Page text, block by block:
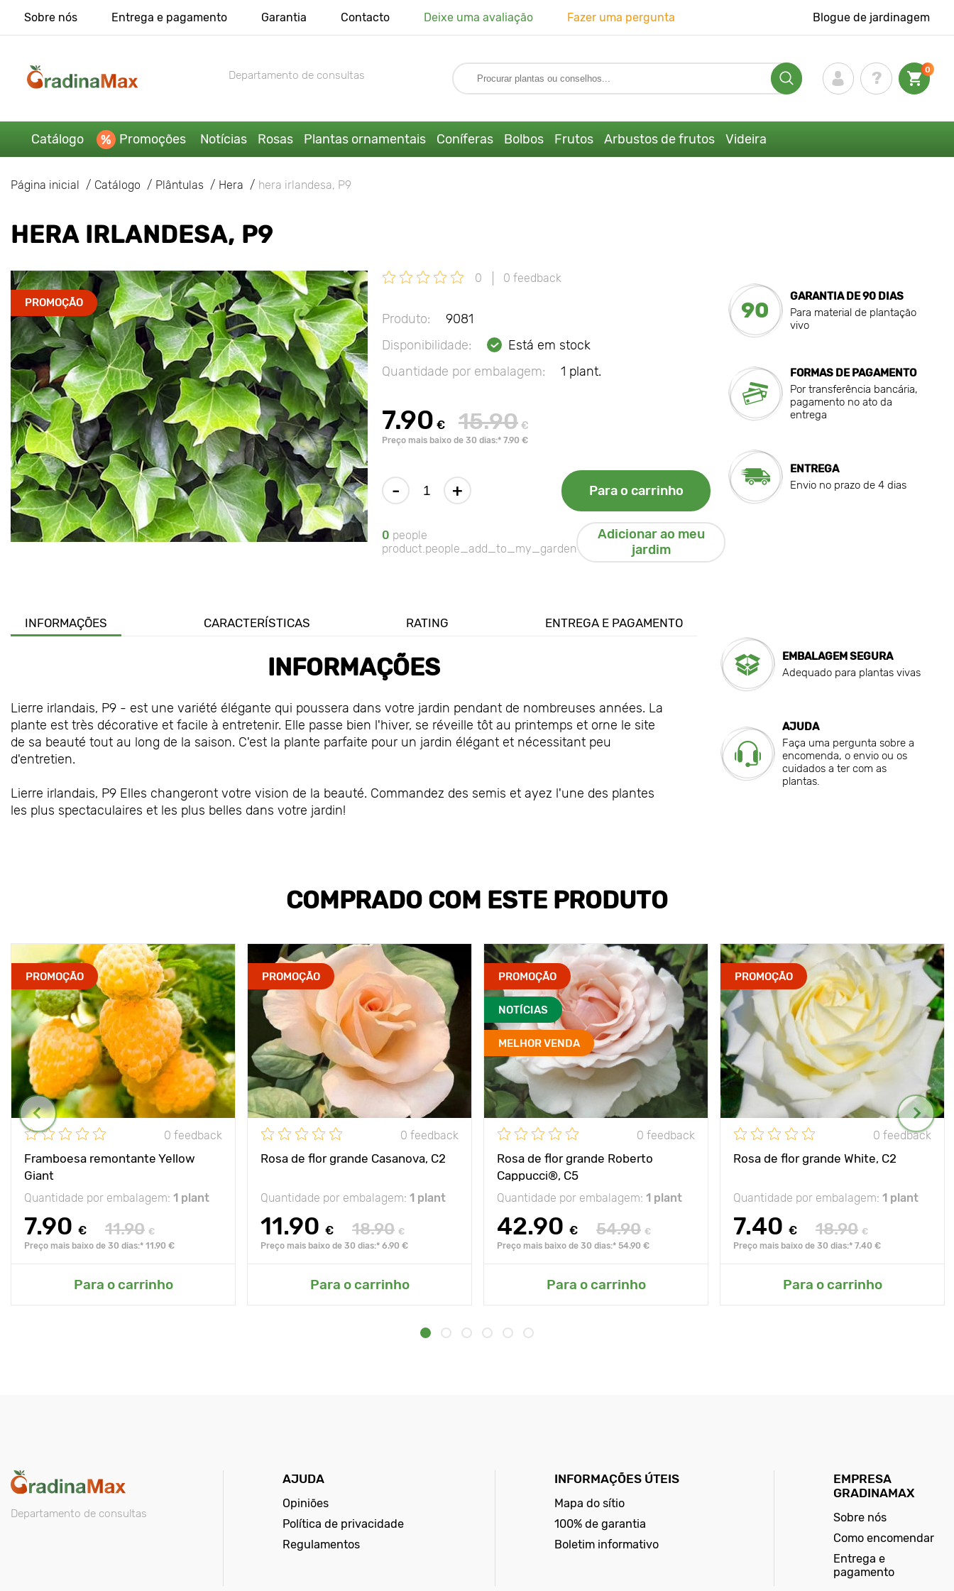
Sobre nós Entrega e pagamento Garantia Contacto Deixe uma avaliação Fazer uma pergunta Blogue de jardinagem
Departamento de consultas 0
Catálogo Promoções Notícias Rosas Plantas ornamentais Coníferas Bolbos Frutos Arbustos de frutos Videira
Página inicial Catálogo Plântulas Hera hera irlandesa, P9
HERA IRLANDESA, P9
PROMOÇÃO
0 0 feedback
Produto:
9081
Disponibilidade:
Está em stock
Quantidade por embalagem:
1 plant.
7.90 € 15.90 €
Preço mais baixo de 30 dias:* 7.90 €
- + Para o carrinho
0 people
product.people_add_to_my_garden
Adicionar ao meu
jardim
90
GARANTIA DE 90 DIAS
Para material de plantação
vivo
FORMAS DE PAGAMENTO
Por transferência bancária,
pagamento no ato da
entrega
ENTREGA
Envio no prazo de 4 dias
INFORMAÇÕES CARACTERÍSTICAS RATING ENTREGA E PAGAMENTO
INFORMAÇÕES
Lierre irlandais, P9 - est une variété élégante qui poussera dans votre jardin pendant de nombreuses années. La
plante est très décorative et facile à entretenir. Elle passe bien l'hiver, se réveille tôt au printemps et orne le site
de sa beauté tout au long de la saison. C'est la plante parfaite pour un jardin élégant et nécessitant peu
d'entretien.
Lierre irlandais, P9 Elles changeront votre vision de la beauté. Commandez des semis et ayez l'une des plantes
les plus spectaculaires et les plus belles dans votre jardin!
EMBALAGEM SEGURA
Adequado para plantas vivas
AJUDA
Faça uma pergunta sobre a
encomenda, o envio ou os
cuidados a ter com as
plantas.
COMPRADO COM ESTE PRODUTO
PROMOÇÃO
0 feedback
Framboesa remontante Yellow
Giant
Quantidade por embalagem: 1 plant
7.90 € 11.90 €
Preço mais baixo de 30 dias:* 11.90 €
Para o carrinho
PROMOÇÃO
0 feedback
Rosa de flor grande Casanova, C2
Quantidade por embalagem: 1 plant
11.90 € 18.90 €
Preço mais baixo de 30 dias:* 6.90 €
Para o carrinho
PROMOÇÃO
NOTÍCIAS
MELHOR VENDA
0 feedback
Rosa de flor grande Roberto
Cappucci®, C5
Quantidade por embalagem: 1 plant
42.90 € 54.90 €
Preço mais baixo de 30 dias:* 54.90 €
Para o carrinho
PROMOÇÃO
0 feedback
Rosa de flor grande White, C2
Quantidade por embalagem: 1 plant
7.40 € 18.90 €
Preço mais baixo de 30 dias:* 7.40 €
Para o carrinho
Departamento de consultas
AJUDA
Opiniões
Política de privacidade
Regulamentos
INFORMAÇÕES ÚTEIS
Mapa do sítio
100% de garantia
Boletim informativo
EMPRESA
GRADINAMAX
Sobre nós
Como encomendar
Entrega e
pagamento